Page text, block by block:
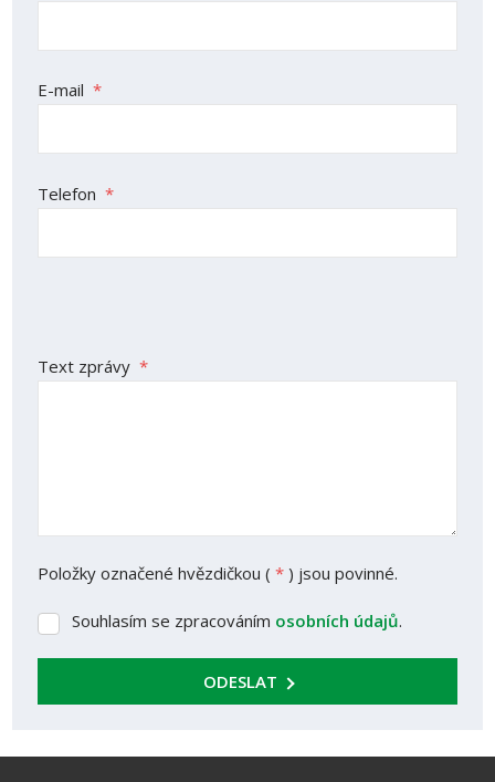
E-mail *
Telefon *
Text zprávy *
Položky označené hvězdičkou ( * ) jsou povinné.
Souhlasím
Souhlasím se zpracováním osobních údajů.
ODESLAT